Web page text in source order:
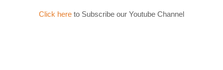
Click here to Subscribe our Youtube Channel